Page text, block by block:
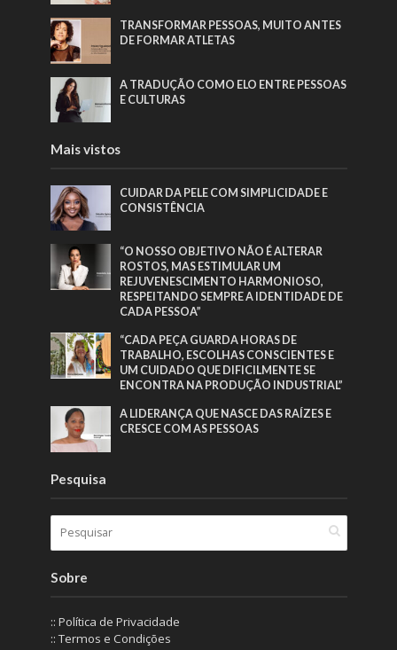
TRANSFORMAR PESSOAS, MUITO ANTES
DE FORMAR ATLETAS
A TRADUÇÃO COMO ELO ENTRE PESSOAS
E CULTURAS
Mais vistos
CUIDAR DA PELE COM SIMPLICIDADE E
CONSISTÊNCIA
“O NOSSO OBJETIVO NÃO É ALTERAR
ROSTOS, MAS ESTIMULAR UM
REJUVENESCIMENTO HARMONIOSO,
RESPEITANDO SEMPRE A IDENTIDADE DE
CADA PESSOA”
“CADA PEÇA GUARDA HORAS DE
TRABALHO, ESCOLHAS CONSCIENTES E
UM CUIDADO QUE DIFICILMENTE SE
ENCONTRA NA PRODUÇÃO INDUSTRIAL”
A LIDERANÇA QUE NASCE DAS RAÍZES E
CRESCE COM AS PESSOAS
Pesquisa
Sobre
:: Política de Privacidade
:: Termos e Condições